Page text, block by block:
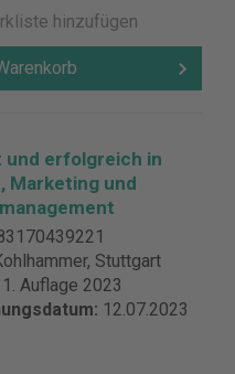
hinzufügen
und erfolgreich in
Marketing und
Stuttgart
1. Auflage 2023
12.07.2023